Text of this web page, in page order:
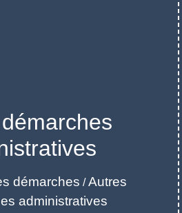
démarches /Autres
administratives